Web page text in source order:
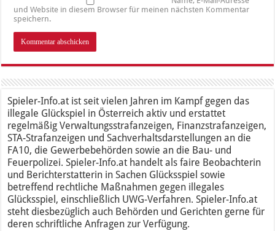
und Website in diesem Browser für meinen nächsten Kommentar
speichern.
Spieler-Info.at ist seit vielen Jahren im Kampf gegen das
illegale Glückspiel in Österreich aktiv und erstattet
regelmäßig Verwaltungsstrafanzeigen, Finanzstrafanzeigen,
STA-Strafanzeigen und Sachverhaltsdarstellungen an die
FA10, die Gewerbebehörden sowie an die Bau- und
Feuerpolizei. Spieler-Info.at handelt als faire Beobachterin
und Berichterstatterin in Sachen Glücksspiel sowie
betreffend rechtliche Maßnahmen gegen illegales
Glücksspiel, einschließlich UWG-Verfahren. Spieler-Info.at
steht diesbezüglich auch Behörden und Gerichten gerne für
deren schriftliche Anfragen zur Verfügung.